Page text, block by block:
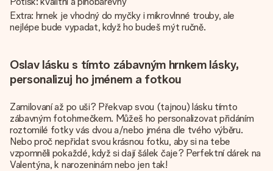
Extra: hrnek je vhodný do myčky i mikrovlnné trouby, ale
nejlépe bude vypadat, když ho budeš mýt ručně.
Oslav lásku s tímto zábavným hrnkem lásky,
personalizuj ho jménem a fotkou
Zamilovaní až po uši? Překvap svou (tajnou) lásku tímto
zábavným fotohrnečkem. Můžeš ho personalizovat přidáním
roztomilé fotky vás dvou a/nebo jména dle tvého výběru.
Nebo proč nepřidat svou krásnou fotku, aby si na tebe
vzpomněli pokaždé, když si dají šálek čaje? Perfektní dárek na
Valentýna, k narozeninám nebo jen tak!